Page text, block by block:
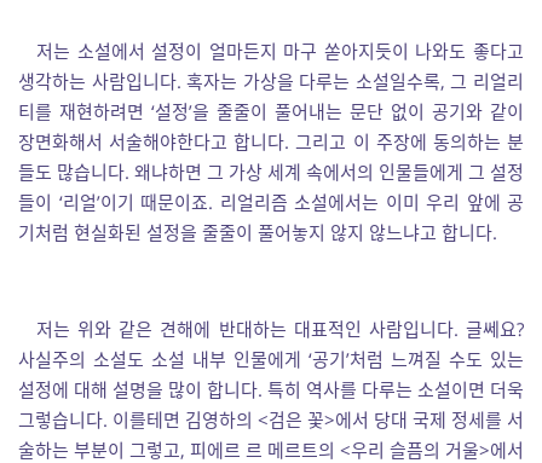
저는 소설에서 설정이 얼마든지 마구 쏟아지듯이 나와도 좋다고
생각하는 사람입니다. 혹자는 가상을 다루는 소설일수록, 그 리얼리
티를 재현하려면 ‘설정’을 줄줄이 풀어내는 문단 없이 공기와 같이
장면화해서 서술해야한다고 합니다. 그리고 이 주장에 동의하는 분
들도 많습니다. 왜냐하면 그 가상 세계 속에서의 인물들에게 그 설정
들이 ‘리얼’이기 때문이죠. 리얼리즘 소설에서는 이미 우리 앞에 공
기처럼 현실화된 설정을 줄줄이 풀어놓지 않지 않느냐고 합니다.
저는 위와 같은 견해에 반대하는 대표적인 사람입니다. 글쎄요?
사실주의 소설도 소설 내부 인물에게 ‘공기’처럼 느껴질 수도 있는
설정에 대해 설명을 많이 합니다. 특히 역사를 다루는 소설이면 더욱
그렇습니다. 이를테면 김영하의 <검은 꽃>에서 당대 국제 정세를 서
술하는 부분이 그렇고, 피에르 르 메르트의 <우리 슬픔의 거울>에서